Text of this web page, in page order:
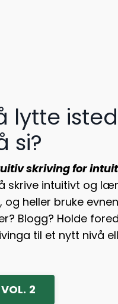
lytte
si?
skrivingfor
skrive intuitivt og
heller bruke
Blogg? Holde
til et nytt nivå
2